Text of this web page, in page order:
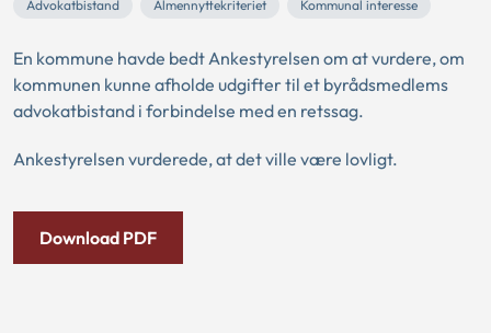
Advokatbistand
Almennyttekriteriet Kommunal interesse
En kommune havde bedt Ankestyrelsen om at vurdere, om
kommunen kunne afholde udgifter til et byrådsmedlems
advokatbistand i forbindelse med en retssag.
Ankestyrelsen vurderede, at det ville være lovligt.
Download PDF